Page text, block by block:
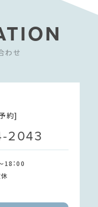
わせ
約]
2043
18：00